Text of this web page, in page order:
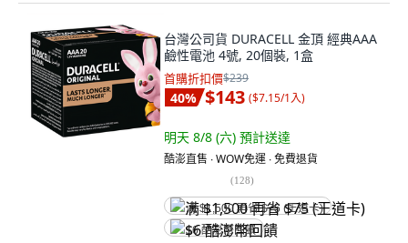
台灣公司貨 DURACELL 金頂 經典AAA
鹼性電池 4號, 20個裝, 1盒
首購折扣價$239
40% $143 ($7.15/1入)
明天 8/8 (六) 預計送達
酷澎直售 ∙ WOW免運 ∙ 免費退貨
(128)
满 $1,500 再省 $75 (王道卡)
$6 酷澎幣回饋